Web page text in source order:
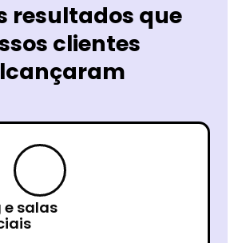
resultados que
clientes
e salas